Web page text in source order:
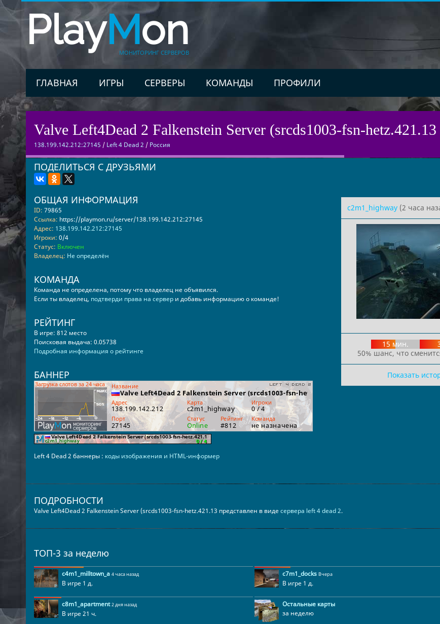
PlayMon
МОНИТОРИНГ СЕРВЕРОВ
ГЛАВНАЯ ИГРЫ СЕРВЕРЫ КОМАНДЫ ПРОФИЛИ
Valve Left4Dead 2 Falkenstein Server (srcds1003-fsn-hetz.421.13
138.199.142.212:27145 / Left 4 Dead 2 / Россия
ПОДЕЛИТЬСЯ С ДРУЗЬЯМИ
c2m1_highway(2 часа
15 мин.
50% шанс, что
Показать
ОБЩАЯ ИНФОРМАЦИЯ
ID: 79865
Ссылка: https://playmon.ru/server/138.199.142.212:27145
Адрес: 138.199.142.212:27145
Игроки: 0/4
Статус: Включен
Владелец: Не определён
КОМАНДА
Команда не определена, потому что владелец не объявился.
Если ты владелец, подтверди права на сервери добавь информацию о команде!
РЕЙТИНГ
В игре: 812 место
Поисковая выдача: 0.05738
Подробная информация о рейтинге
БАННЕР
Left 4 Dead 2 баннеры : коды изображения и HTML-информер
ПОДРОБНОСТИ
Valve Left4Dead 2 Falkenstein Server (srcds1003-fsn-hetz.421.13 представлен в видесервера left 4 dead 2.
ТОП-3 за неделю
c4m1_milltown_a 4 часа назад
В игре 1 д.
c7m1_docks Вчера
В игре 1 д.
c8m1_apartment 2 дня назад
В игре 21 ч.
Остальные карты
за неделю